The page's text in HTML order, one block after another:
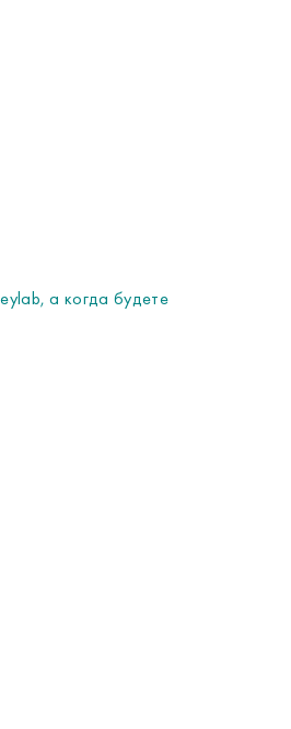
а когда будете